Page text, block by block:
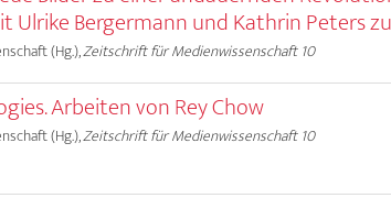
Ulrike Bergermann und Kathrin Peters
(Hg.),Zeitschrift für Medienwissenschaft 10
Arbeiten von Rey Chow
(Hg.),Zeitschrift für Medienwissenschaft 10